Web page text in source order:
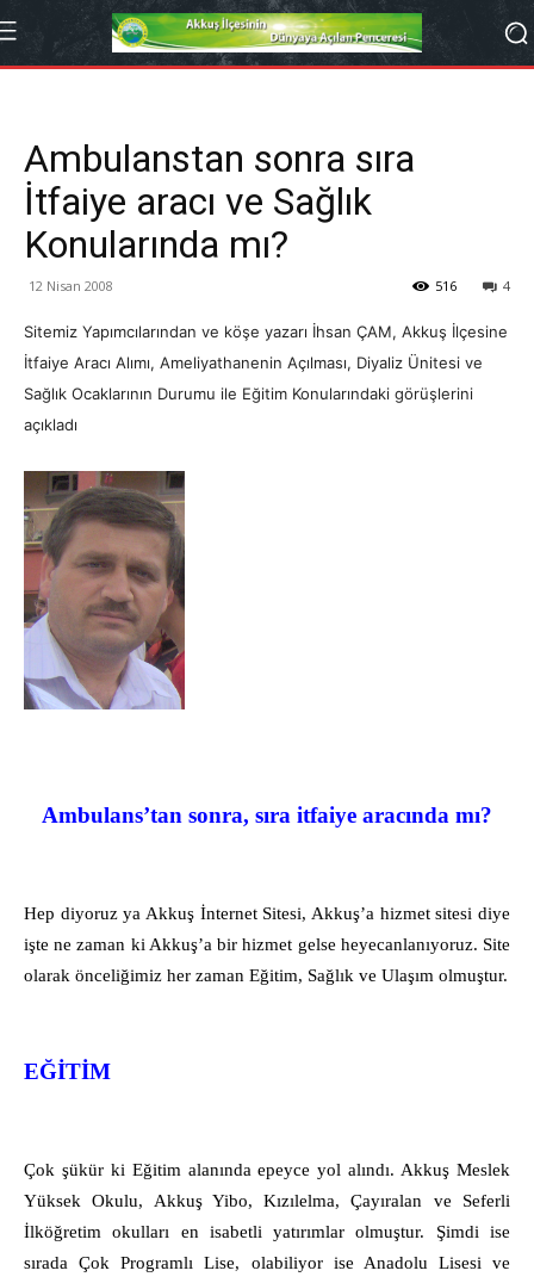
Ambulanstan sonra sıra
İtfaiye aracı ve Sağlık
Konularında mı?
12 Nisan 2008 4
516
Sitemiz Yapımcılarından ve köşe yazarı İhsan ÇAM, Akkuş İlçesine
İtfaiye Aracı Alımı, Ameliyathanenin Açılması, Diyaliz Ünitesi ve
Sağlık Ocaklarının Durumu ile Eğitim Konularındaki görüşlerini
açıkladı
Ambulans’tan sonra, sıra itfaiye aracında mı?
Hep diyoruz ya Akkuş İnternet Sitesi, Akkuş’a hizmet sitesi diye
işte ne zaman ki Akkuş’a bir hizmet gelse heyecanlanıyoruz. Site
olarak önceliğimiz her zaman Eğitim, Sağlık ve Ulaşım olmuştur.
EĞİTİM
Çok şükür ki Eğitim alanında epeyce yol alındı. Akkuş Meslek
Yüksek Okulu, Akkuş Yibo, Kızılelma, Çayıralan ve Seferli
İlköğretim okulları en isabetli yatırımlar olmuştur. Şimdi ise
sırada Çok Programlı Lise, olabiliyor ise Anadolu Lisesi ve